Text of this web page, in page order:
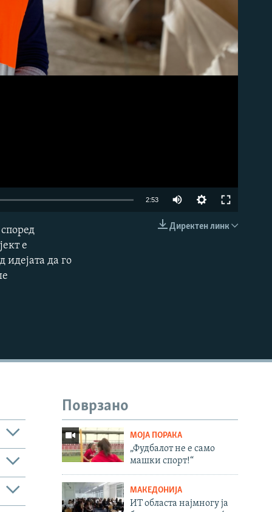
EMBED
480p
2:53
Директен линк
е
идејата да го
Поврзано
МОЈА ПОРАКА
„Фудбалот не е само
машки спорт!“
МАКЕДОНИЈА
ИТ областа најмногу ја